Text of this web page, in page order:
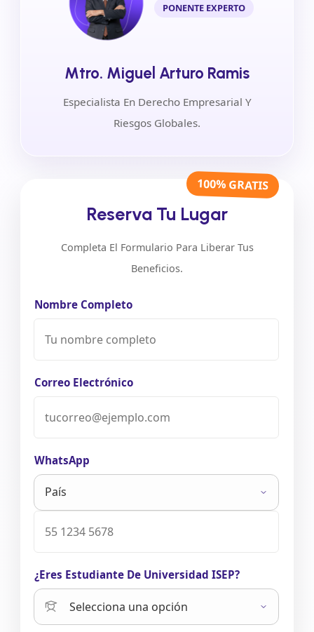
PONENTE EXPERTO
Mtro. Miguel Arturo Ramis
Especialista En Derecho Empresarial Y
Riesgos Globales.
100% GRATIS
Reserva Tu Lugar
Completa El Formulario Para Liberar Tus
Beneficios.
Nombre Completo
Correo Electrónico
WhatsApp
¿Eres Estudiante De Universidad ISEP?